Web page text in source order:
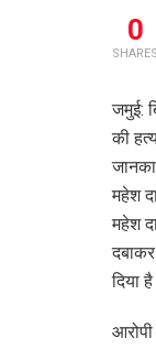
0
SHARES
जमुई:
की
महेश
महेश
दिया
आरोपी